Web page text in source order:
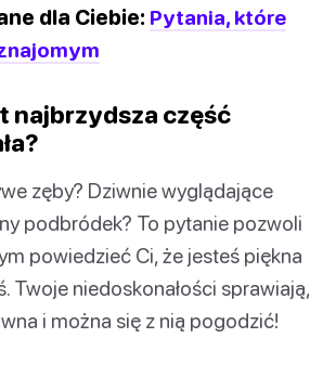
dla Ciebie: Pytania, które
najbrzydsza część
zęby? Dziwnie wyglądające
podbródek? To pytanie pozwoli
powiedzieć Ci, że jesteś piękna
Twoje niedoskonałości sprawiają,
i można się z nią pogodzić!